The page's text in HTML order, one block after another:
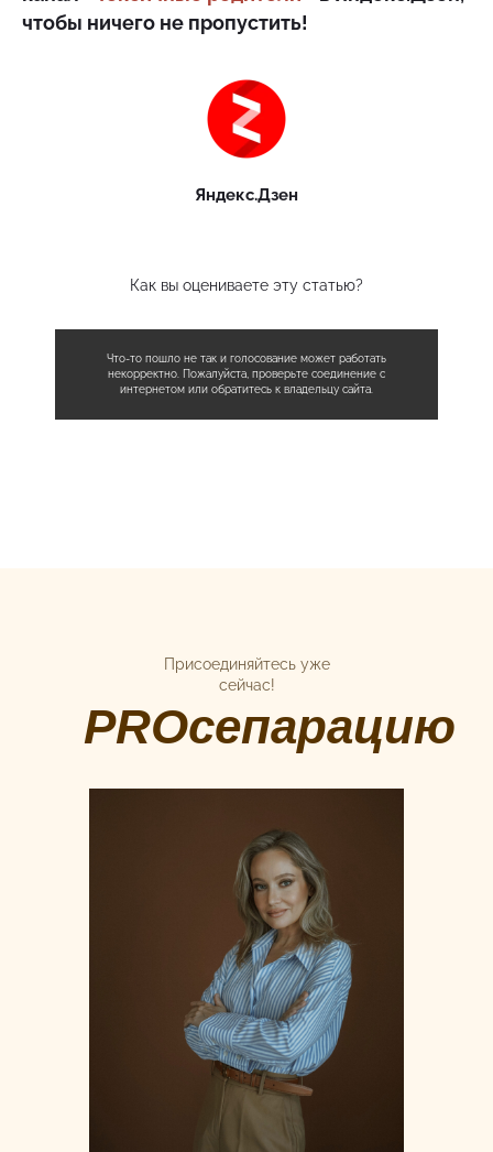
чтобы ничего не пропустить!
Яндекс.Дзен
Как вы оцениваете эту статью?
Что-то пошло не так и голосование может работать
некорректно. Пожалуйста, проверьте соединение с
интернетом или обратитесь к владельцу сайта.
Присоединяйтесь уже
сейчас!
PROсепарацию